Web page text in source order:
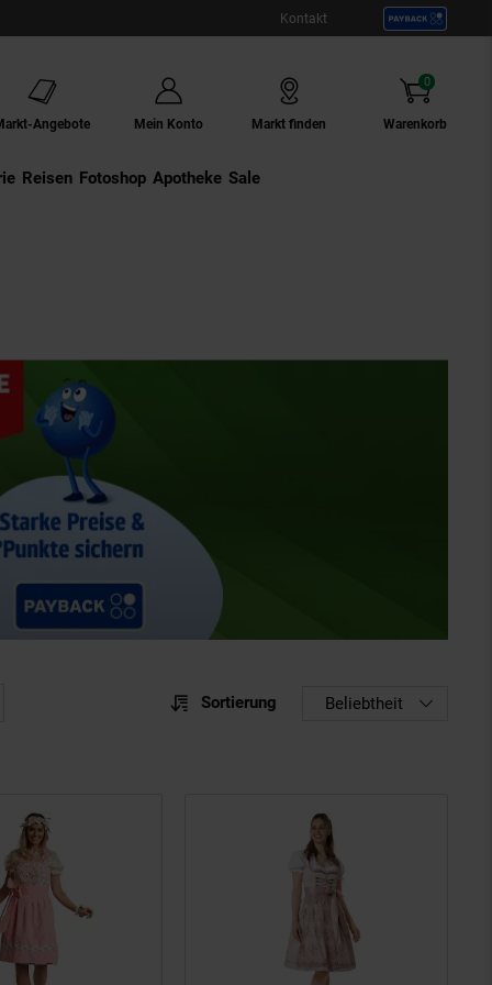
Kontakt
Angebote Mein Konto Markt finden Warenkorb
0
Artikel
Externer Link:
Reisen Externer Link:
Fotoshop Externer Link:
Apotheke Sale
Sortierung Beliebtheit